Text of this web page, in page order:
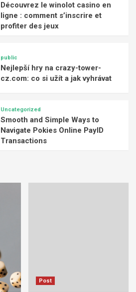
Découvrez le winolot casino en
ligne : comment s’inscrire et
profiter des jeux
public
Nejlepší hry na crazy-tower-
cz.com: co si užít a jak vyhrávat
Uncategorized
Smooth and Simple Ways to
Navigate Pokies Online PayID
Transactions
Post